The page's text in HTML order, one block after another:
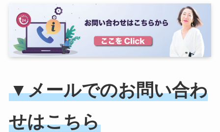
▼メールでのお問い合わ
せはこちら